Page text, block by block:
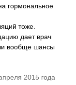
гормональное
тоже.
дает врач
вообще шансы
2015 года